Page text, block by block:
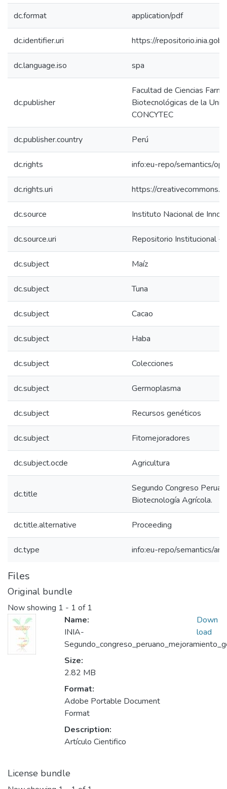
dc.format application/pdf
dc.identifier.uri https://
dc.language.iso spa
dc.publisher
Facultad de Ciencias
Biotecnológicas de la
CONCYTEC
dc.publisher.country Perú
dc.rights info:eu-repo/semantics/
dc.rights.uri https://
dc.source Instituto Nacional de
dc.source.uri Repositorio Institucional -
dc.subject Maíz
dc.subject Tuna
dc.subject Cacao
dc.subject Haba
dc.subject Colecciones
dc.subject Germoplasma
dc.subject Recursos genéticos
dc.subject Fitomejoradores
dc.subject.ocde Agricultura
dc.title
Segundo Congreso
Biotecnología Agrícola.
dc.title.alternative Proceeding
dc.type info:eu-repo/semantics/
Files
Original bundle
Now showing 1 - 1 of 1
Name:
INIA-
Size:
2.82 MB
Format:
Adobe Portable Document
Format
Description:
Artículo Cientifico
Down
load
License bundle